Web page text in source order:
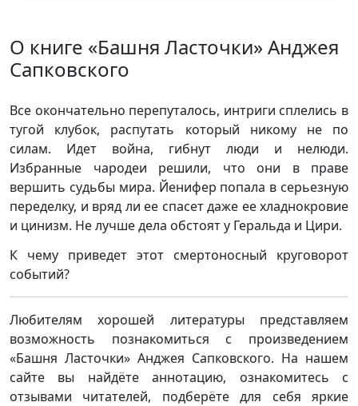
О книге «Башня Ласточки» Анджея
Сапковского
Все окончательно перепуталось, интриги сплелись в
тугой клубок, распутать который никому не по
силам. Идет война, гибнут люди и нелюди.
Избранные чародеи решили, что они в праве
вершить судьбы мира. Йенифер попала в серьезную
переделку, и вряд ли ее спасет даже ее хладнокровие
и цинизм. Не лучше дела обстоят у Геральда и Цири.
К чему приведет этот смертоносный круговорот
событий?
Любителям хорошей литературы представляем
возможность познакомиться с произведением
«Башня Ласточки» Анджея Сапковского. На нашем
сайте вы найдёте аннотацию, ознакомитесь с
отзывами читателей, подберёте для себя яркие